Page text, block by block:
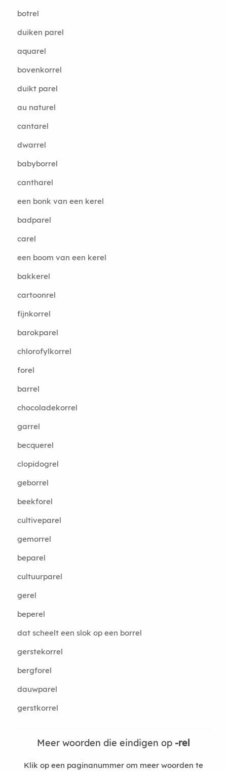
botrel
duiken parel
aquarel
bovenkorrel
duikt parel
au naturel
cantarel
dwarrel
babyborrel
cantharel
een bonk van een kerel
badparel
carel
een boom van een kerel
bakkerel
cartoonrel
fijnkorrel
barokparel
chlorofylkorrel
forel
barrel
chocoladekorrel
garrel
becquerel
clopidogrel
geborrel
beekforel
cultiveparel
gemorrel
beparel
cultuurparel
gerel
beperel
dat scheelt een slok op een borrel
gerstekorrel
bergforel
dauwparel
gerstkorrel
Meer woorden die eindigen op -rel
Klik op een paginanummer om meer woorden te